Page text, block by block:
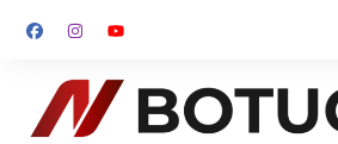
para
conteúdo